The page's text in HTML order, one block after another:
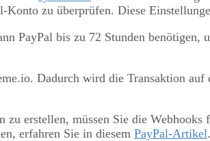
zu überprüfen. Diese
PayPal bis zu 72 Stunden
Dadurch wird die Transaktion
erstellen, müssen Sie die
erfahren Sie in diesem PayPal-Artikel.